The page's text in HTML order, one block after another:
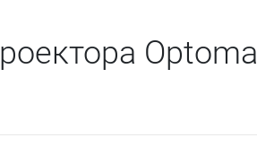
Optoma